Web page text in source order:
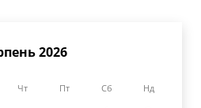
2026
Чт Пт Сб Нд